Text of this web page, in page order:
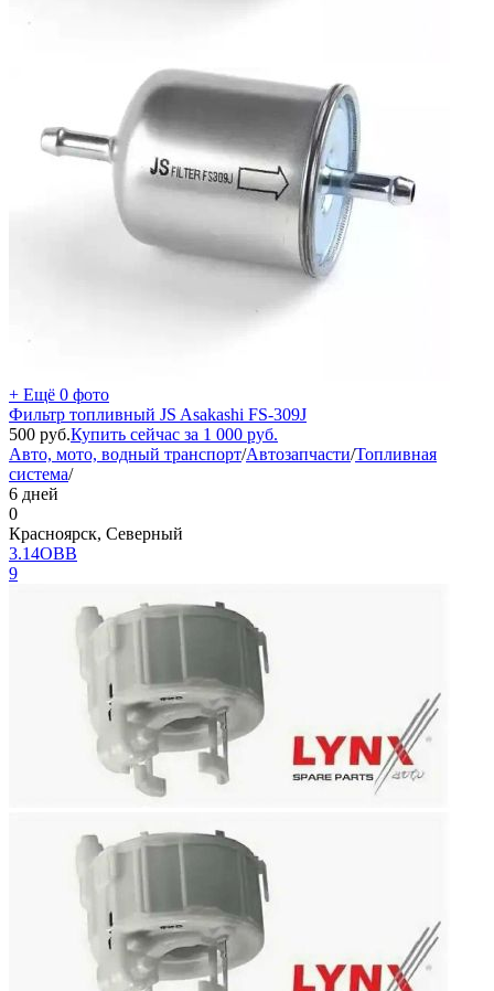
+ Ещё 0 фото
Фильтр топливный JS Asakashi FS-309J
500 руб.Купить сейчас за 1 000 руб.
Авто, мото, водный транспорт/Автозапчасти/Топливная
система/
6 дней
0
Красноярск, Северный
3.14ОВВ
9